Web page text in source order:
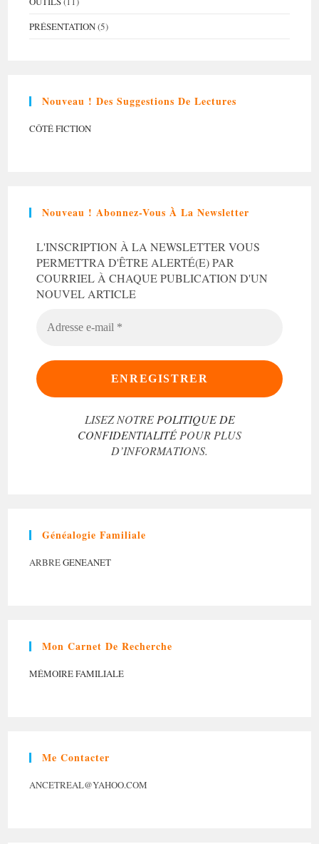
PRÉSENTATION(5)
Nouveau ! Des Suggestions De Lectures
CÔTÉ FICTION
Nouveau ! Abonnez-Vous À La Newsletter
L'INSCRIPTION À LA NEWSLETTER VOUS
PERMETTRA D'ÊTRE ALERTÉ(E) PAR
COURRIEL À CHAQUE PUBLICATION D'UN
NOUVEL ARTICLE
LISEZ NOTRE POLITIQUE DE
CONFIDENTIALITÉ POUR PLUS
D’INFORMATIONS.
Généalogie Familiale
ARBREGENEANET
Mon Carnet De Recherche
MÉMOIRE FAMILIALE
Me Contacter
ANCETREAL@YAHOO.COM